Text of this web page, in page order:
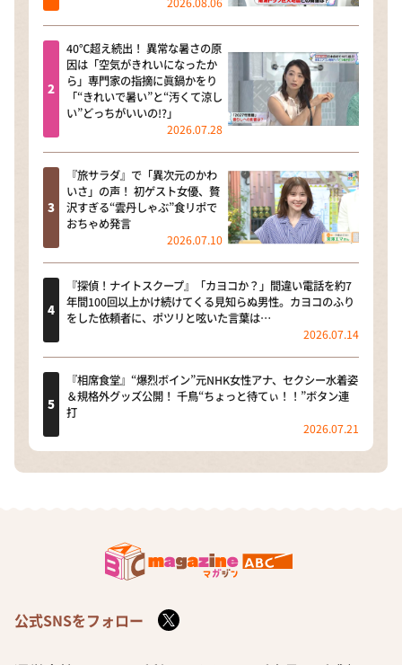
新婚さんいらっしゃい！
ポツンと一軒家
ザキ山小屋本館
ぺこぱのまるスポ
40℃超え続出！ 異常な暑さの原
因は「空気がきれいになったか
ら」専門家の指摘に眞鍋かをり
「“きれいで暑い”と“汚くて涼し
い”どっちがいいの!?」
2026.07.28
『旅サラダ』で「異次元のかわ
いさ」の声！ 初ゲスト女優、贅
沢すぎる“雲丹しゃぶ”食リポで
おちゃめ発言
2026.07.10
『探偵！ナイトスクープ』「カヨコか？」間違い電話を約7
年間100回以上かけ続けてくる見知らぬ男性。カヨコのふり
をした依頼者に、ポツリと呟いた言葉は…
2026.07.14
『相席食堂』“爆烈ボイン”元NHK女性アナ、セクシー水着姿
＆規格外グッズ公開！ 千鳥“ちょっと待てぃ！！”ボタン連
打
2026.07.21
公式SNSをフォロー